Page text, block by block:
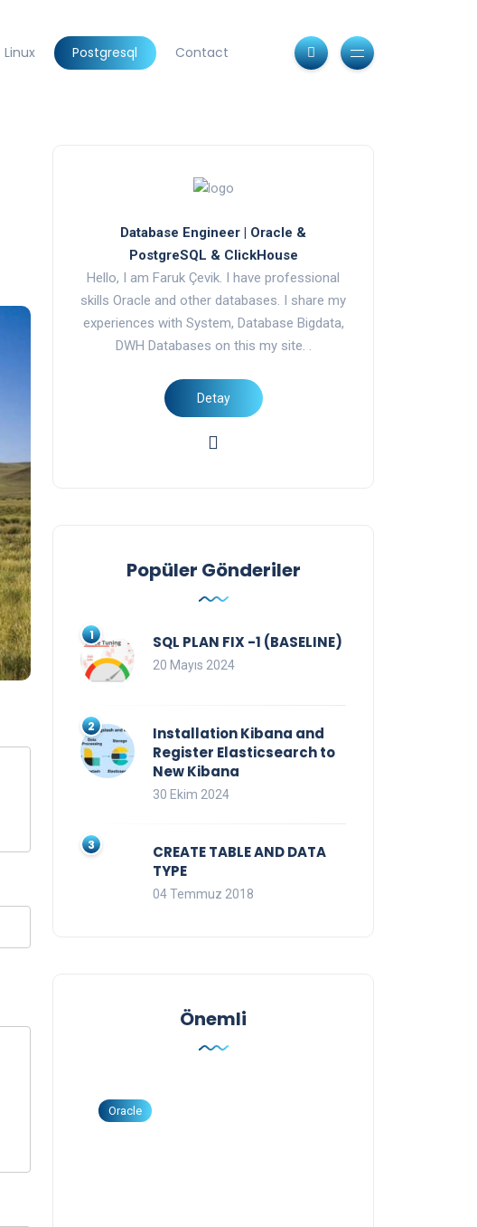
Linux Postgresql Contact
Database Engineer | Oracle &
PostgreSQL & ClickHouse
Hello, I am Faruk Çevik. I have professional
skills Oracle and other databases. I share my
experiences with System, Database Bigdata,
DWH Databases on this my site. .
Popüler Gönderiler
SQL PLAN FIX -1 (BASELINE)
20 Mayıs 2024
Installation Kibana and
Register Elasticsearch to
New Kibana
30 Ekim 2024
CREATE TABLE AND DATA
TYPE
04 Temmuz 2018
Önemli
Oracle